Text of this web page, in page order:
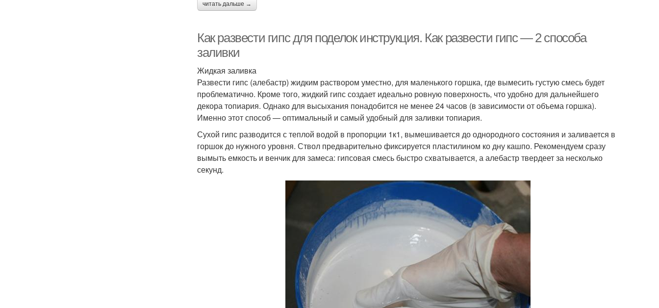
читать дальше →
Как развести гипс для поделок инструкция. Как развести гипс — 2 способа
заливки
Жидкая заливка
Развести гипс (алебастр) жидким раствором уместно, для маленького горшка, где вымесить густую смесь будет
проблематично. Кроме того, жидкий гипс создает идеально ровную поверхность, что удобно для дальнейшего
декора топиария. Однако для высыхания понадобится не менее 24 часов (в зависимости от объема горшка).
Именно этот способ — оптимальный и самый удобный для заливки топиария.
Сухой гипс разводится с теплой водой в пропорции 1к1, вымешивается до однородного состояния и заливается в
горшок до нужного уровня. Ствол предварительно фиксируется пластилином ко дну кашпо. Рекомендуем сразу
вымыть емкость и венчик для замеса: гипсовая смесь быстро схватывается, а алебастр твердеет за несколько
секунд.